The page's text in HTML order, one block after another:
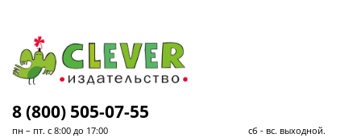
8 (800) 505-07-55
пн – пт. с 8:00 до 17:00 сб - вс. выходной.